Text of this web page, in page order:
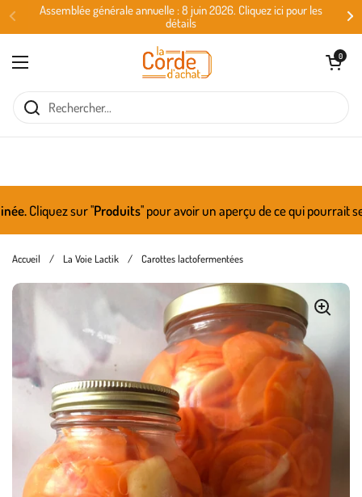
Passer au contenu
Assemblée générale annuelle : 8 juin 2026. Cliquez ici pour les
détails
Ouvrir le menu
Ouvrir le
0
Cliquez sur ''Produits'' pour avoir un aperçu de ce qui pourrait se
Accueil / La Voie Lactik / Carottes lactofermentées